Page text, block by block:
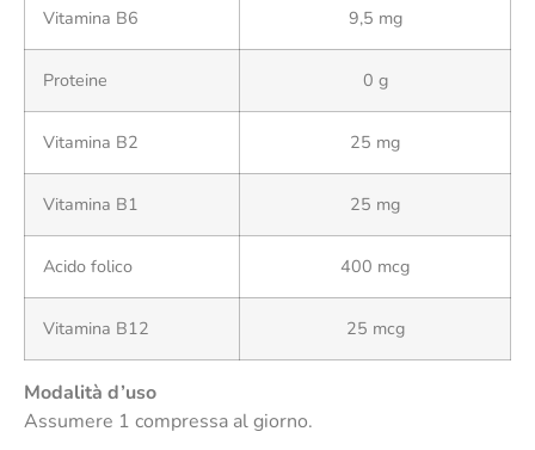
Vitamina B6 9,5 mg
Proteine 0 g
Vitamina B2 25 mg
Vitamina B1 25 mg
Acido folico 400 mcg
Vitamina B12 25 mcg
Modalità d’uso
Assumere 1 compressa al giorno.